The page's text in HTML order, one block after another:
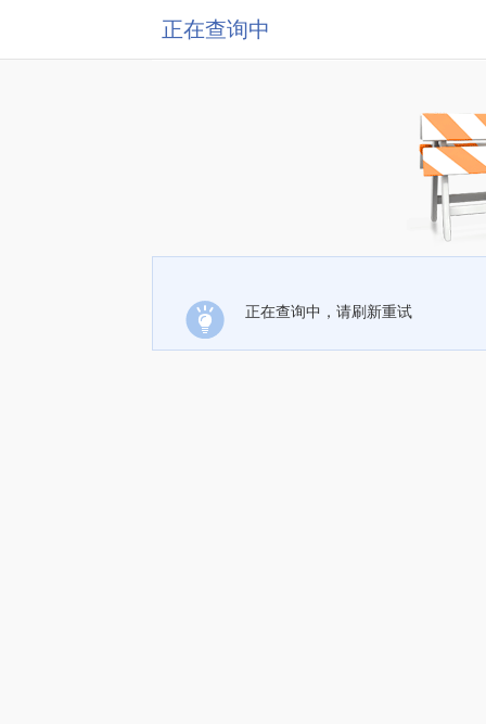
正在查询中
正在查询中，请刷新重试